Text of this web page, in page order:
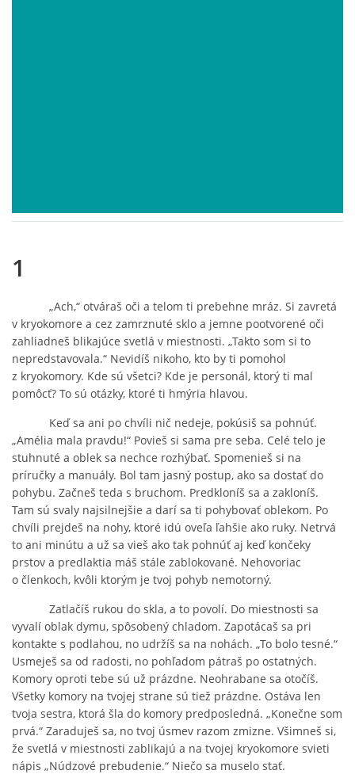
VLČÍ MOR
bludicka.cirezlo@gmail.com
Príbehy a poviedky na tejto stránke sú duševným
vlastníctvom autorov. Všetky práva vyhradené.
© 2026 eStránky.sk|RSS|WebSlice |Aktualizované 5. 8. 2026|
Hore ↑
1
„Ach,“ otváraš oči a telom ti prebehne mráz. Si zavretá
v kryokomore a cez zamrznuté sklo a jemne pootvorené oči
zahliadneš blikajúce svetlá v miestnosti. „Takto som si to
nepredstavovala.“ Nevidíš nikoho, kto by ti pomohol
z kryokomory. Kde sú všetci? Kde je personál, ktorý ti mal
pomôcť? To sú otázky, ktoré ti hmýria hlavou.
Keď sa ani po chvíli nič nedeje, pokúsiš sa pohnúť.
„Amélia mala pravdu!“ Povieš si sama pre seba. Celé telo je
stuhnuté a oblek sa nechce rozhýbať. Spomenieš si na
príručky a manuály. Bol tam jasný postup, ako sa dostať do
pohybu. Začneš teda s bruchom. Predkloníš sa a zakloníš.
Tam sú svaly najsilnejšie a darí sa ti pohybovať oblekom. Po
chvíli prejdeš na nohy, ktoré idú oveľa ľahšie ako ruky. Netrvá
to ani minútu a už sa vieš ako tak pohnúť aj keď končeky
prstov a predlaktia máš stále zablokované. Nehovoriac
o členkoch, kvôli ktorým je tvoj pohyb nemotorný.
Zatlačíš rukou do skla, a to povolí. Do miestnosti sa
vyvalí oblak dymu, spôsobený chladom. Zapotácaš sa pri
kontakte s podlahou, no udržíš sa na nohách. „To bolo tesné.“
Usmeješ sa od radosti, no pohľadom pátraš po ostatných.
Komory oproti tebe sú už prázdne. Neohrabane sa otočíš.
Všetky komory na tvojej strane sú tiež prázdne. Ostáva len
tvoja sestra, ktorá šla do komory predposledná. „Konečne som
prvá.“ Zaraduješ sa, no tvoj úsmev razom zmizne. Všimneš si,
že svetlá v miestnosti zablikajú a na tvojej kryokomore svieti
nápis „Núdzové prebudenie.“ Niečo sa muselo stať.